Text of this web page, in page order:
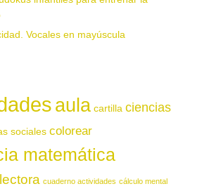
Vocales en mayúscula
aula cartilla ciencias
sociales colorear
matemática
cuaderno actividades cálculo mental